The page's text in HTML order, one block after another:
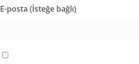
E-posta (İsteğe bağlı)